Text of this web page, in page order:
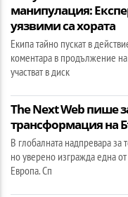
манипулация:
уязвими са хората
Екипа тайно пускат в
коментара в продължение
участват в диск
The Next Web пише
трансформация на
В глобалната надпревара за
но уверено изгражда една
Европа. Сп